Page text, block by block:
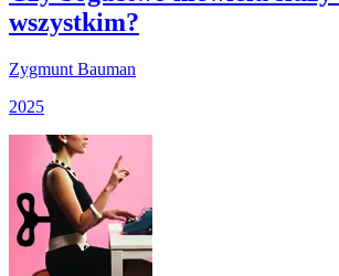
wszystkim?
Zygmunt Bauman
2025